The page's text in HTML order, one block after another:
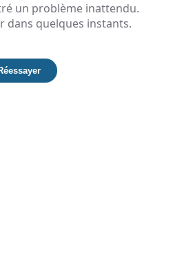
un problème inattendu.
dans quelques instants.